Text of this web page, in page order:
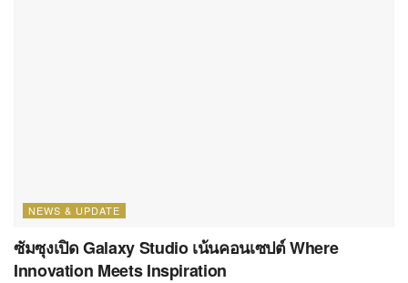
NEWS & UPDATE
ซัมซุงเปิด Galaxy Studio เน้นคอนเซปต์ Where
Innovation Meets Inspiration